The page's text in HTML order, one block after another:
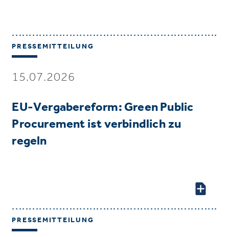
PRESSEMITTEILUNG
15.07.2026
EU-Vergabereform: Green Public
Procurement ist verbindlich zu
regeln
PRESSEMITTEILUNG